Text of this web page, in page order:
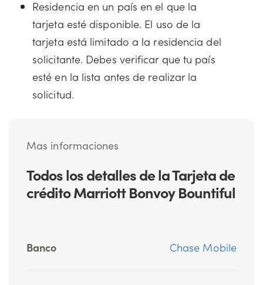
Residencia en un país en el que la
tarjeta esté disponible. El uso de la
tarjeta está limitado a la residencia del
solicitante. Debes verificar que tu país
esté en la lista antes de realizar la
solicitud.
Mas informaciones
Todos los detalles de la Tarjeta de
crédito Marriott Bonvoy Bountiful
Banco Chase Mobile